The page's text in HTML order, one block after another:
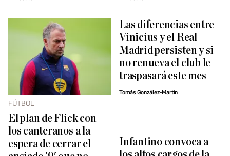
FÚTBOL
El plan de Flick con
los canteranos a la
espera de cerrar el
Las diferencias entre
Vinicius y el Real
Madrid persisten y si
no renueva el club le
traspasará este mes
Tomás González-Martín
Infantino convoca a